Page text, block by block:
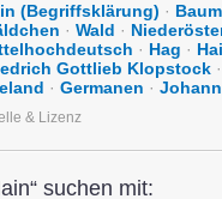
(Begriffsklärung) ·
· Wald ·
· Hag ·
Gottlieb Klopstock ·
· Germanen ·
& Lizenz
suchen mit: